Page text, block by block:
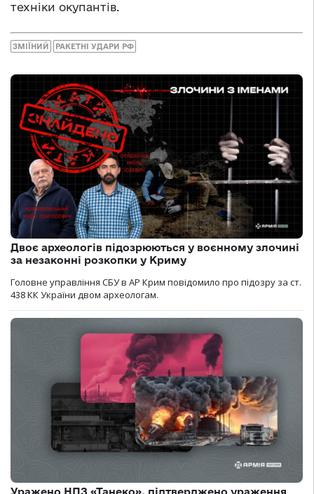
техніки окупантів.
ЗМІЇНИЙ РАКЕТНІ УДАРИ РФ
Двоє археологів підозрюються у воєнному злочині
за незаконні розкопки у Криму
Головне управління СБУ в АР Крим повідомило про підозру за ст.
438 КК України двом археологам.
Уражено НПЗ «Танеко», підтверджено ураження